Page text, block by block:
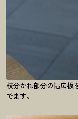
枝分かれ部分の幅広板
でます。